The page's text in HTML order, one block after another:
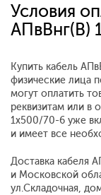
Условия
АПвВнг(В)
Купить кабель
физические лица
могут оплатить
реквизитам или в
1x500/70-6 уже
и имеет все
Доставка кабеля
и Московской
ул.Складочная,